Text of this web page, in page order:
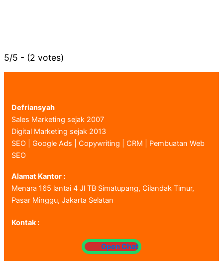
5/5 - (2 votes)
Defriansyah
Sales Marketing sejak 2007
Digital Marketing sejak 2013
SEO | Google Ads | Copywriting | CRM | Pembuatan Web
SEO
Alamat Kantor :
Menara 165 lantai 4 Jl TB Simatupang, Cilandak Timur,
Pasar Minggu, Jakarta Selatan
Kontak :
Open Chat